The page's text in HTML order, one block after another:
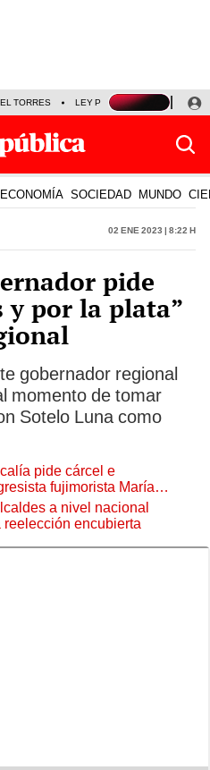
TORRES LEY PULPÍN PRECIO DEL
ECONOMÍA SOCIEDAD MUNDO
02 Ene 2023 | 8:22 h
pide
y por la plata”
gobernador regional
momento de tomar
Sotelo Luna como
pide cárcel e
fujimorista María
a nivel nacional
encubierta